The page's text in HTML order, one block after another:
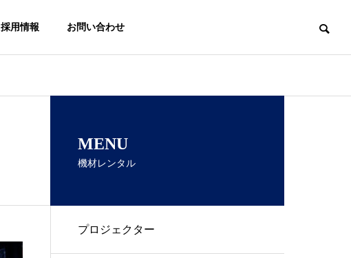
採用情報 お問い合わせ
MENU
機材レンタル
プロジェクター